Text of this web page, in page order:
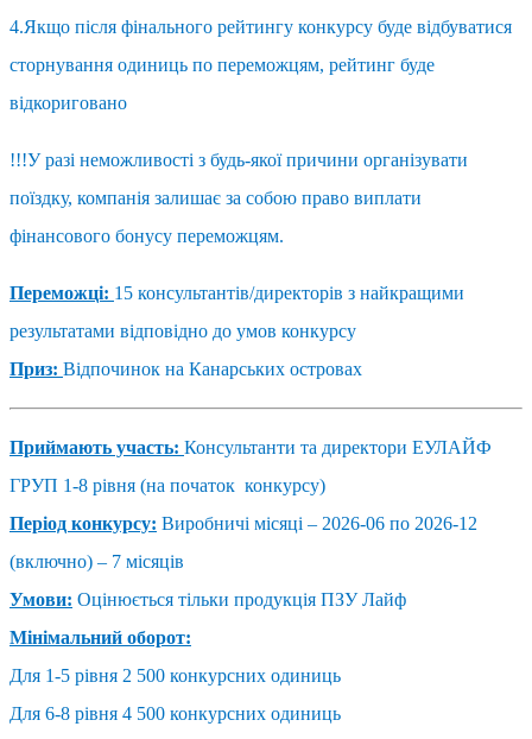
4.Якщо після фінального рейтингу конкурсу буде відбуватися
сторнування одиниць по переможцям, рейтинг буде
відкориговано
!!!У разі неможливості з будь-якої причини організувати
поїздку, компанія залишає за собою право виплати
фінансового бонусу переможцям.
Переможці: 15 консультантів/директорів з найкращими
результатами відповідно до умов конкурсу
Приз: Відпочинок на Канарських островах
Приймають участь: Консультанти та директори ЕУЛАЙФ
ГРУП 1-8 рівня (на початок конкурсу)
Період конкурсу: Виробничі місяці – 2026-06 по 2026-12
(включно) – 7 місяців
Умови: Оцінюється тільки продукція ПЗУ Лайф
Мінімальний оборот:
Для 1-5 рівня 2 500 конкурсних одиниць
Для 6-8 рівня 4 500 конкурсних одиниць